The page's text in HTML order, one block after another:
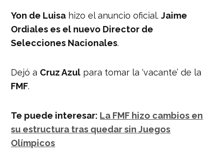
Yon de Luisa hizo el anuncio oficial.Jaime
Ordiales es el nuevo Director de
Selecciones Nacionales.
Dejó a Cruz Azul para tomar la ‘vacante’ de la
FMF.
Te puede interesar: La FMF hizo cambios en
su estructura tras quedar sin Juegos
Olímpicos